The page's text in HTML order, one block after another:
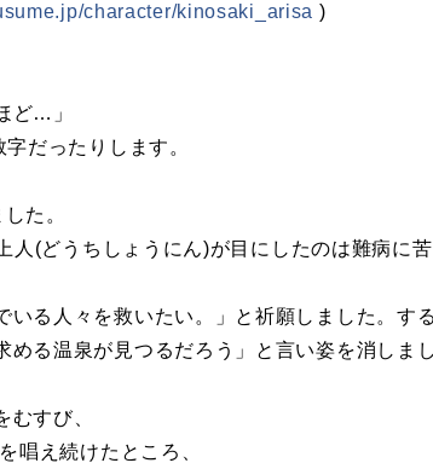
character/kinosaki_arisa )
ど…」
だったりします。
た。
(どうちしょうにん)が目にしたのは難病に苦
る人々を救いたい。」と祈願しました。す
る温泉が見つるだろう」と言い姿を消しまし
すび、
唱え続けたところ、